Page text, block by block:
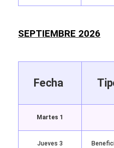
SEPTIEMBRE 2026
Fecha
Martes 1
Jueves 3